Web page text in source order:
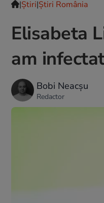
|Ştiri|Știri România
Elisabeta
am
Bobi Neacșu
Redactor